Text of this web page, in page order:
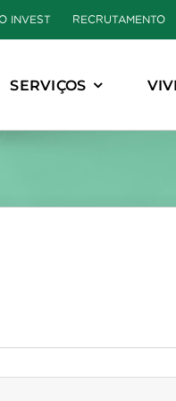
INVEST RECRUTAMENTO
SERVIÇOS